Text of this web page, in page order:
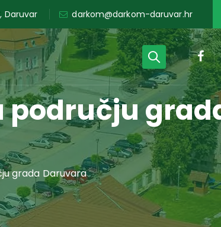
Daruvar darkom@darkom-daruvar.hr
području
grada Daruvara